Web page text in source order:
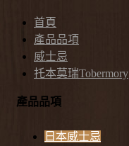
首頁
產品品項
威士忌
托本莫瑞Tobermory
產品品項
日本威士忌